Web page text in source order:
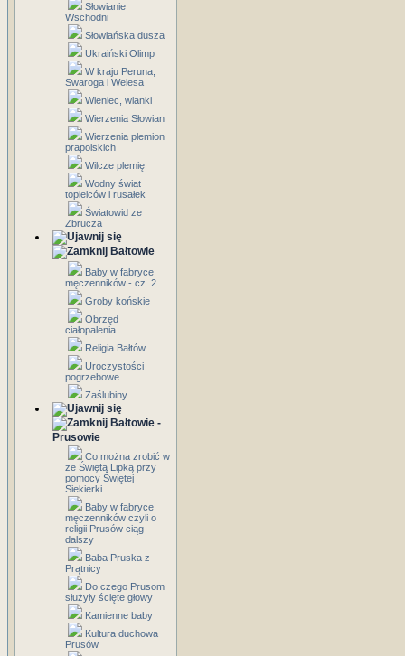
Słowianie
Wschodni
Słowiańska dusza
Ukraiński Olimp
W kraju Peruna,
Swaroga i Welesa
Wieniec, wianki
Wierzenia Słowian
Wierzenia plemion
prapolskich
Wilcze plemię
Wodny świat
topielców i rusałek
Światowid ze
Zbrucza
Bałtowie
Baby w fabryce
męczenników - cz. 2
Groby końskie
Obrzęd
ciałopalenia
Religia Bałtów
Uroczystości
pogrzebowe
Zaślubiny
Bałtowie -
Prusowie
Co można zrobić w
ze Świętą Lipką przy
pomocy Świętej
Siekierki
Baby w fabryce
męczenników czyli o
religii Prusów ciąg
dalszy
Baba Pruska z
Prątnicy
Do czego Prusom
służyły ścięte głowy
Kamienne baby
Kultura duchowa
Prusów